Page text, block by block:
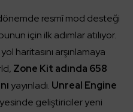
resmî mod desteği
için ilk adımlar atılıyor.
haritasını arşınlamaya
Zone Kit adında 658
yayınladı. Unreal Engine
geliştiriciler yeni